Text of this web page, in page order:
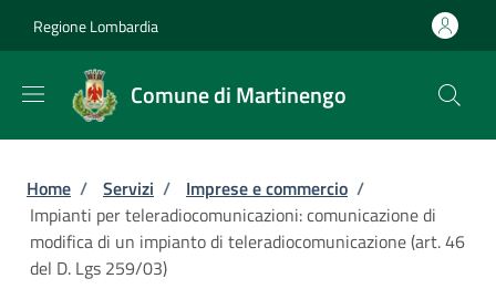
Regione Lombardia
Comune di Martinengo
Briciole di pane
Home / Servizi / Imprese e commercio /
Impianti per teleradiocomunicazioni: comunicazione di
modifica di un impianto di teleradiocomunicazione (art. 46
del D. Lgs 259/03)